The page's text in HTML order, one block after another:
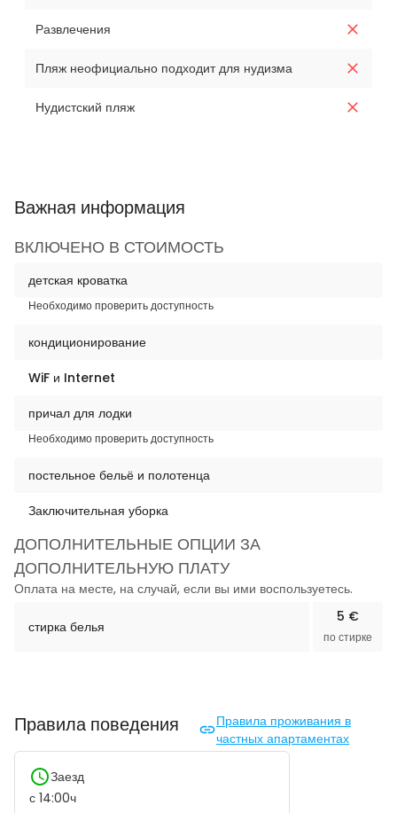
Развлечения
Пляж неофициально подходит для нудизма
Нудистский пляж
Важная информация
ВКЛЮЧЕНО В СТОИМОСТЬ
детская кроватка
Необходимо проверить доступность
кондиционирование
WiF и Internet
причал для лодки
Необходимо проверить доступность
постельное бельё и полотенца
Заключительная уборка
ДОПОЛНИТЕЛЬНЫЕ ОПЦИИ ЗА
ДОПОЛНИТЕЛЬНУЮ ПЛАТУ
Оплата на месте, на случай, если вы ими воспользуетесь.
стирка белья
5 €
по стирке
Правила поведения
Правила проживания в
частных апартаментах
Заезд
с 14:00ч